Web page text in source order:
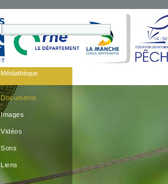
Médiathèque
Documents
Images
Vidéos
Sons
Liens